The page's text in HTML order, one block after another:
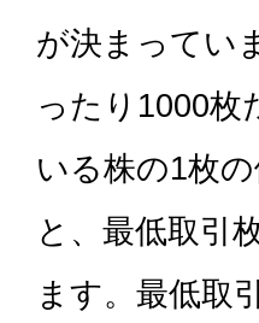
が決まってい
ったり1000枚
いる株の1枚
と、最低取引
ます。最低取